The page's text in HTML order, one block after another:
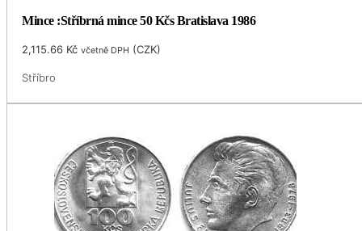
Mince :Stříbrná mince 50 Kčs Bratislava 1986
2,115.66 Kč včetně DPH (CZK)
Stříbro